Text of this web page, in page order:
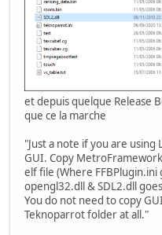
et depuis quelque Release
que ce la marche
"Just a note if you are
GUI. Copy
elf file (Where FFBPlugin.ini
opengl32.dll & SDL2.dll
You do not need to copy
Teknoparrot folder at all."